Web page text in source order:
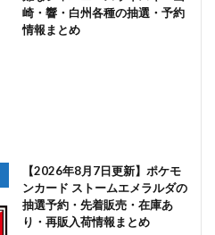
崎・響・白州各種の抽選・予約
情報まとめ
【2026年8月7日更新】ポケモ
ンカード ストームエメラルダの
抽選予約・先着販売・在庫あ
り・再販入荷情報まとめ